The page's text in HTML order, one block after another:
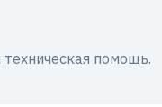
помощь.